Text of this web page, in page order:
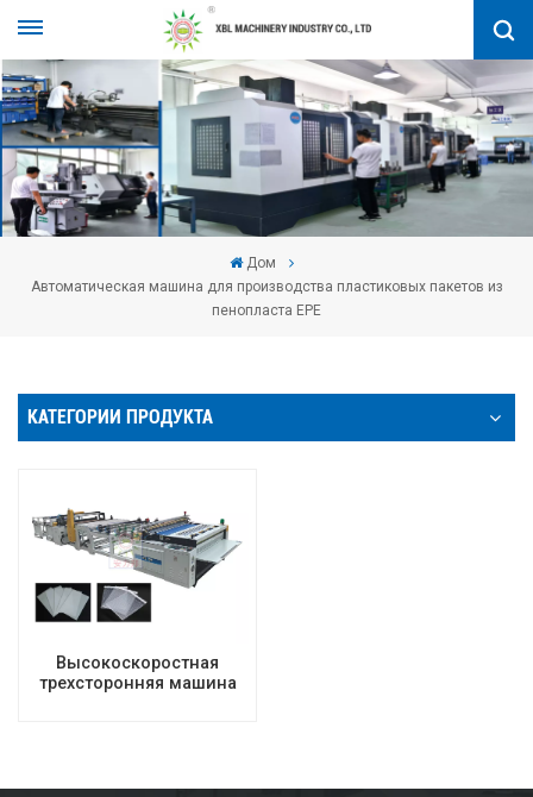
Дом
Автоматическая машина для производства пластиковых пакетов из
пенопласта EPE
КАТЕГОРИИ ПРОДУКТА
Высокоскоростная
трехсторонняя машина
пеноматериала EPE